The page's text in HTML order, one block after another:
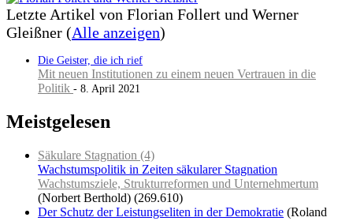
Letzte Artikel von Florian Follert und Werner
Gleißner (Alle anzeigen)
Die Geister, die ich rief
Mit neuen Institutionen zu einem neuen Vertrauen in die
Politik - 8. April 2021
Meistgelesen
Säkulare Stagnation (4)
Wachstumspolitik in Zeiten säkularer Stagnation
Wachstumsziele, Strukturreformen und Unternehmertum
(Norbert Berthold) (269.610)
Der Schutz der Leistungseliten in der Demokratie (Roland